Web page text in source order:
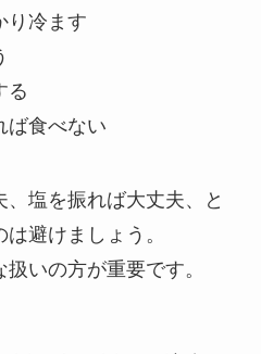
り冷ます
る
ば食べない
塩を振れば大丈夫、と
避けましょう。
いの方が重要です。